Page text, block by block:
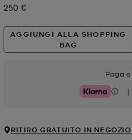
Prezzo attuale
250 €
AGGIUNGI ALLA SHOPPING
BAG
Paga
Klarna |
RITIRO GRATUITO IN NEGOZIO